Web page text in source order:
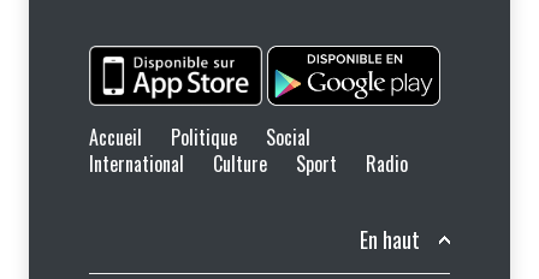
Accueil Politique
Social
International
Culture Sport Radio
En haut